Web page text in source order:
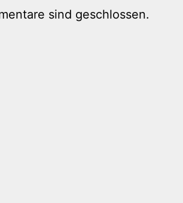
sind geschlossen.